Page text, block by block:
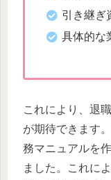
引き継ぎ
具体的な
これにより、退
が期待できます
務マニュアルを
ました。これに